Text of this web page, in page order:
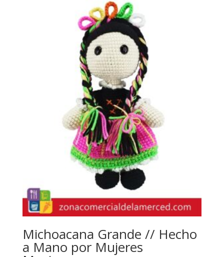
Michoacana Grande // Hecho
a Mano por Mujeres